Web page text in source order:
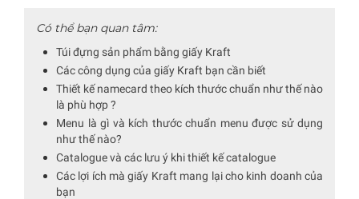
Có thể bạn quan tâm:
Túi đựng sản phẩm bằng giấy Kraft
Các công dụng của giấy Kraft bạn cần biết
Thiết kế namecard theo kích thước chuẩn như thế nào
là phù hợp ?
Menu là gì và kích thước chuẩn menu được sử dụng
như thế nào?
Catalogue và các lưu ý khi thiết kế catalogue
Các lợi ích mà giấy Kraft mang lại cho kinh doanh của
bạn